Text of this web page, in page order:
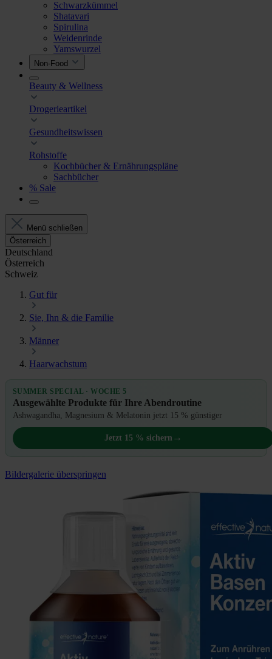
Schwarzkümmel
Shatavari
Spirulina
Weidenrinde
Yamswurzel
Non-Food
Beauty & Wellness
Drogerieartikel
Gesundheitswissen
Rohstoffe
Kochbücher & Ernährungspläne
Sachbücher
% Sale
Menü schließen
Österreich
Deutschland
Österreich
Schweiz
Gut für
Sie, Ihn & die Familie
Männer
Haarwachstum
SUMMER SPECIAL · WOCHE 5
Ausgewählte Produkte für Ihre Abendroutine
Ashwagandha, Magnesium & Melatonin jetzt 15 % günstiger
Jetzt 15 % sichern →
Bildergalerie überspringen